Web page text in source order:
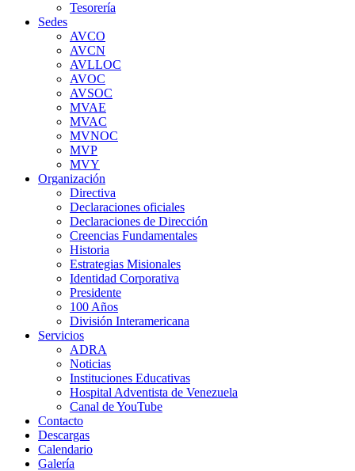
Tesorería
Sedes
AVCO
AVCN
AVLLOC
AVOC
AVSOC
MVAE
MVAC
MVNOC
MVP
MVY
Organización
Directiva
Declaraciones oficiales
Declaraciones de Dirección
Creencias Fundamentales
Historia
Estrategias Misionales
Identidad Corporativa
Presidente
100 Años
División Interamericana
Servicios
ADRA
Noticias
Instituciones Educativas
Hospital Adventista de Venezuela
Canal de YouTube
Contacto
Descargas
Calendario
Galería